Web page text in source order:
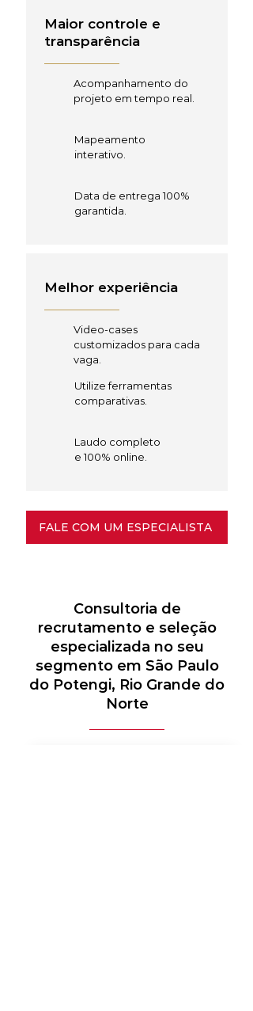
Maior controle e
transparência
Acompanhamento do
projeto em tempo real.
Mapeamento
interativo.
Data de entrega 100%
garantida.
Melhor experiência
Video-cases
customizados para cada
vaga.
Utilize ferramentas
comparativas.
Laudo completo
e 100% online.
FALE COM UM ESPECIALISTA
Consultoria de
recrutamento e seleção
especializada no seu
segmento em São Paulo
do Potengi, Rio Grande do
Norte